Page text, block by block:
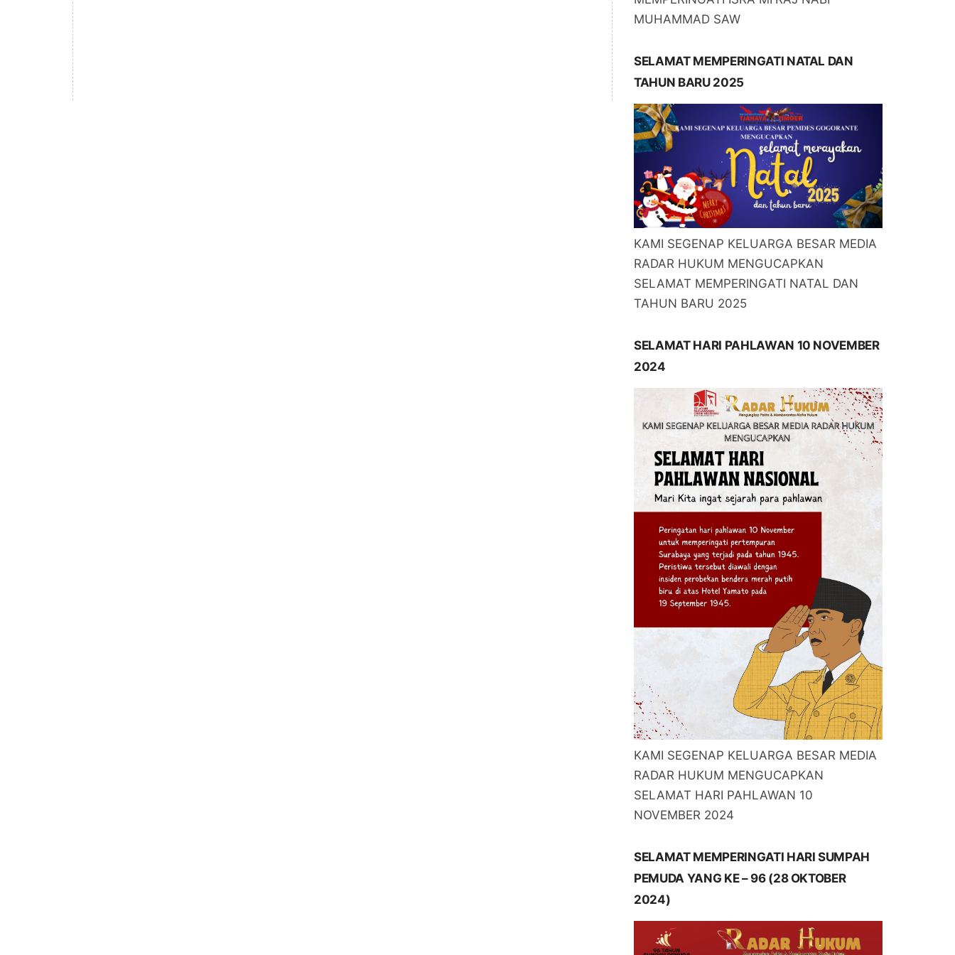
MUHAMMAD SAW
SELAMAT MEMPERINGATI NATAL DAN
TAHUN BARU 2025
KAMI SEGENAP KELUARGA BESAR MEDIA
RADAR HUKUM MENGUCAPKAN
SELAMAT MEMPERINGATI NATAL DAN
TAHUN BARU 2025
SELAMAT HARI PAHLAWAN 10 NOVEMBER
2024
KAMI SEGENAP KELUARGA BESAR MEDIA
RADAR HUKUM MENGUCAPKAN
SELAMAT HARI PAHLAWAN 10
NOVEMBER 2024
SELAMAT MEMPERINGATI HARI SUMPAH
PEMUDA YANG KE – 96 (28 OKTOBER
2024)